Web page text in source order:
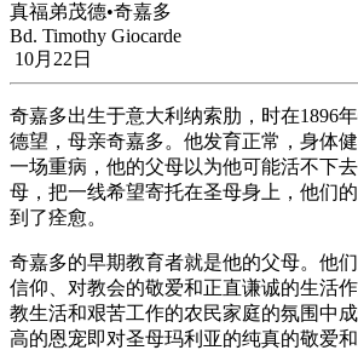
真福弟茂德•奇嘉多
Bd. Timothy Giocarde
10月22日
奇嘉多出生于意大利纳索肋，时在1896
德望，母亲奇嘉多。他发育正常，身体
一场重病，他的父母以为他可能活不下
母，把一线希望寄托在圣母身上，他们
到了痊愈。
奇嘉多的早期教育者就是他的父母。他
信仰、对教会的敬爱和正直谦诚的生活
教生活和艰苦工作的农民家庭的氛围中
高的恩宠即对圣母玛利亚的纯真的敬爱